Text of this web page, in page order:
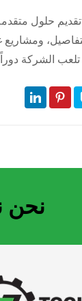
حلول
تلعب الشركة
نحن